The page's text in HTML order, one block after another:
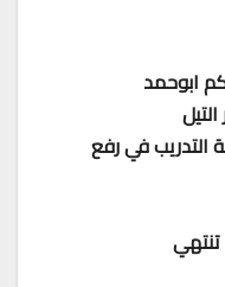
ابوحمد
التدريب في رفع